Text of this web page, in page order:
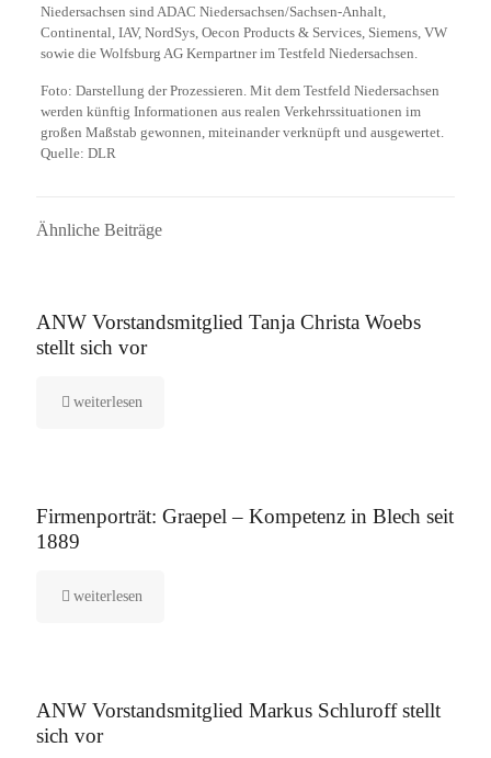
Niedersachsen sind ADAC Niedersachsen/Sachsen-Anhalt,
Continental, IAV, NordSys, Oecon Products & Services, Siemens, VW
sowie die Wolfsburg AG Kernpartner im Testfeld Niedersachsen.
Foto: Darstellung der Prozessieren. Mit dem Testfeld Niedersachsen
werden künftig Informationen aus realen Verkehrssituationen im
großen Maßstab gewonnen, miteinander verknüpft und ausgewertet.
Quelle: DLR
Ähnliche Beiträge
ANW Vorstandsmitglied Tanja Christa Woebs
stellt sich vor
weiterlesen
Firmenporträt: Graepel – Kompetenz in Blech seit
1889
weiterlesen
ANW Vorstandsmitglied Markus Schluroff stellt
sich vor